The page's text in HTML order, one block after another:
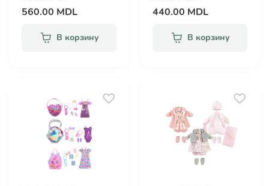
560.00 MDL
В корзину
440.00 MDL
В корзину